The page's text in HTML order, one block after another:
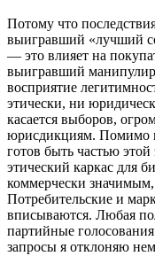
Потому что
выигравший «лучший
— это влияет на
выигравший
восприятие
этически, ни
касается выборов,
юрисдикциям. Помимо
готов быть частью
этический каркас для
коммерчески
Потребительские и
вписываются. Любая
партийные
запросы я отклоняю